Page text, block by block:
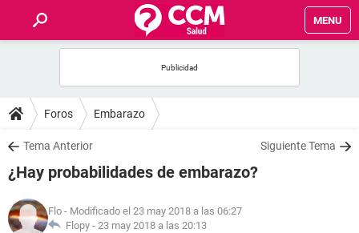
MENU
FOROS
SALUD
FAMILIA
NUTRICIÓN
Foros Embarazo
Tema Anterior Siguiente Tema
¿Hay probabilidades de embarazo?
Flo - Modificado el 23 may 2018 a las 06:27
Flopy - 23 may 2018 a las 20:13